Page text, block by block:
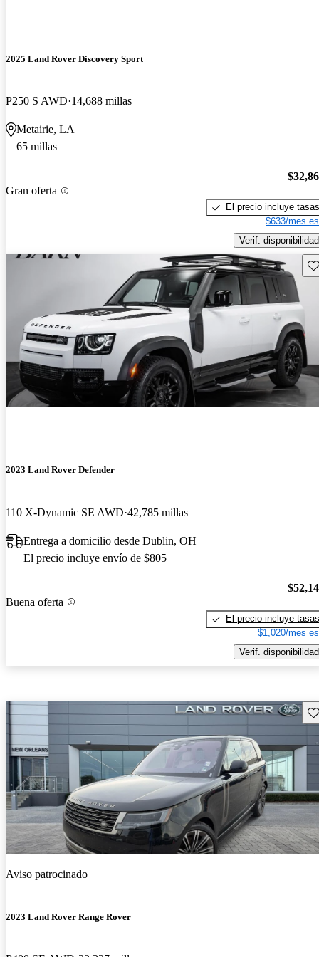
2025 Land Rover Discovery Sport
P250 S AWD 14,688 millas
Metairie, LA
65 millas
Gran oferta
El precio incluye tasas
$633/mes
Verif. disponibilidad
2023 Land Rover Defender
110 X-Dynamic SE AWD 42,785 millas
Entrega a domicilio desde Dublin, OH
El precio incluye envío de $805
Buena oferta
El precio incluye tasas
$1,020/mes
Verif. disponibilidad
Aviso patrocinado
2023 Land Rover Range Rover